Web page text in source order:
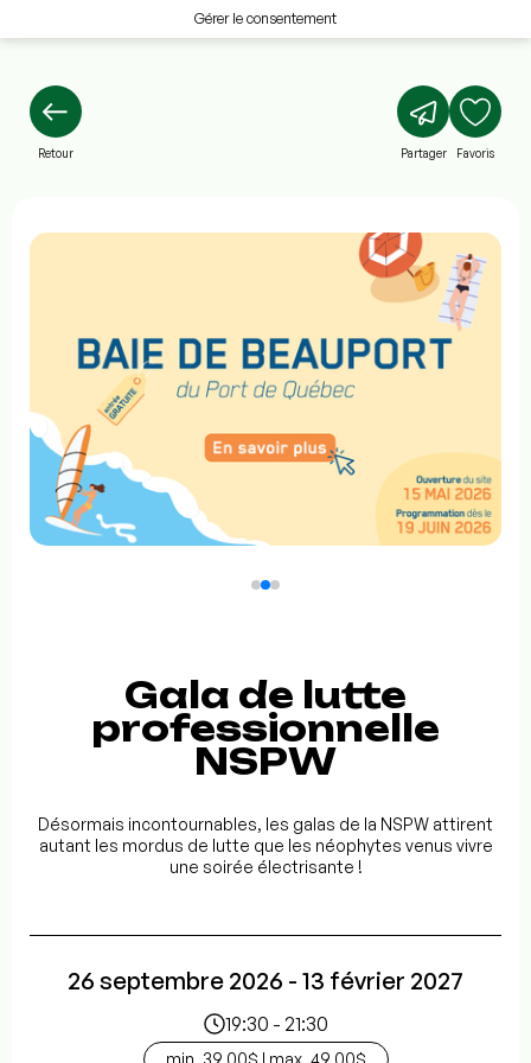
Gérer le consentement
Retour Partager Favoris
Gala de lutte
professionnelle
NSPW
Désormais incontournables, les galas de la NSPW attirent
autant les mordus de lutte que les néophytes venus vivre
une soirée électrisante !
26 septembre 2026 - 13 février 2027
19:30 - 21:30